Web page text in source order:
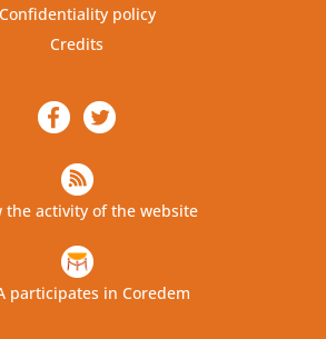
Confidentiality policy
Credits
the activity of the website
participates in Coredem